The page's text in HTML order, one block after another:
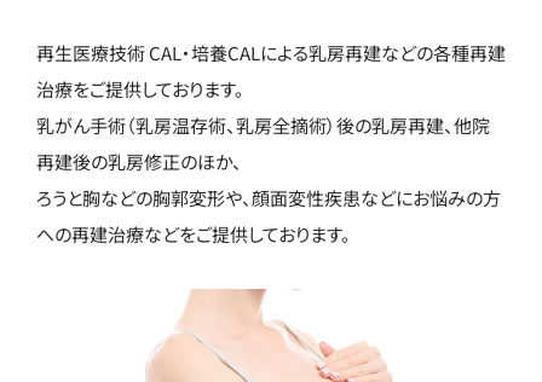
再生医療技術 CAL・培養CALによる乳房再建などの各種再建
治療をご提供しております。
乳がん手術（乳房温存術、乳房全摘術）後の乳房再建、他院
再建後の乳房修正のほか、
ろうと胸などの胸郭変形や、顔面変性疾患などにお悩みの方
への再建治療などをご提供しております。